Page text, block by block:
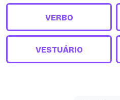
VERBO
VESTUÁRIO